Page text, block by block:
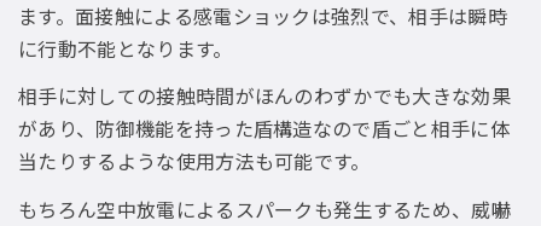
ます。面接触による感電ショックは強烈で、相手は瞬時
に行動不能となります。
相手に対しての接触時間がほんのわずかでも大きな効果
があり、防御機能を持った盾構造なので盾ごと相手に体
当たりするような使用方法も可能です。
もちろん空中放電によるスパークも発生するため、威嚇